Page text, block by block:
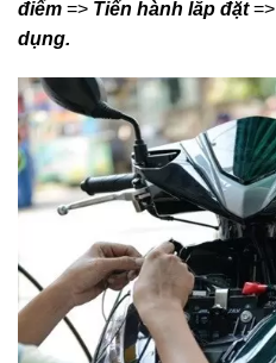
điểm => Tiến hành lắp đặt=>
dụng.